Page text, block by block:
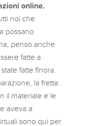
online.
noi che
possano
penso anche
fatte a
fatte finora.
la fretta:
il materiale e le
aveva a
sono qui per